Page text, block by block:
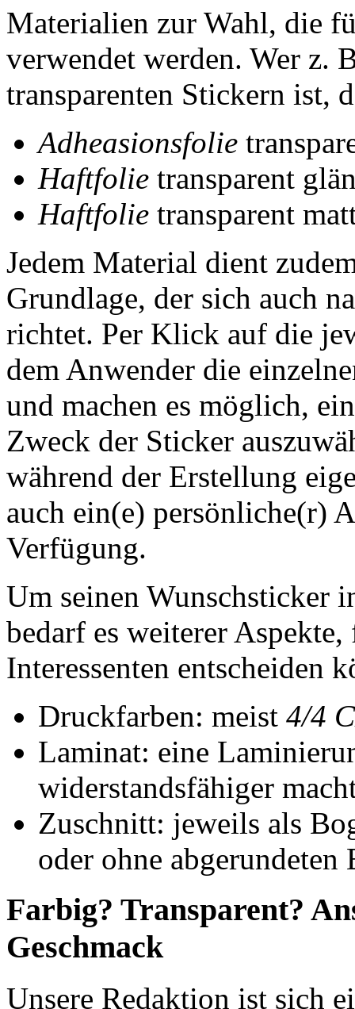
Materialien zur Wahl, die
verwendet werden. Wer z.
transparenten Stickern ist,
Adheasionsfolie
Haftfolie transparent
Haftfolie transparent
Jedem Material dient
Grundlage, der sich auch
richtet. Per Klick auf die
dem Anwender die
und machen es möglich,
Zweck der Sticker
während der Erstellung
auch ein(e) persönliche(r)
Verfügung.
Um seinen Wunschsticker
bedarf es weiterer
Interessenten entscheiden
Druckfarben: meist 4/4
Laminat: eine
widerstandsfähiger
Zuschnitt: jeweils als
oder ohne abgerundeten
Farbig? Transparent?
Geschmack
Unsere Redaktion ist sich